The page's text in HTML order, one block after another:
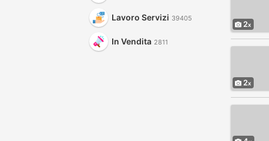
Lavoro Servizi 39405
In Vendita 2811
2
2